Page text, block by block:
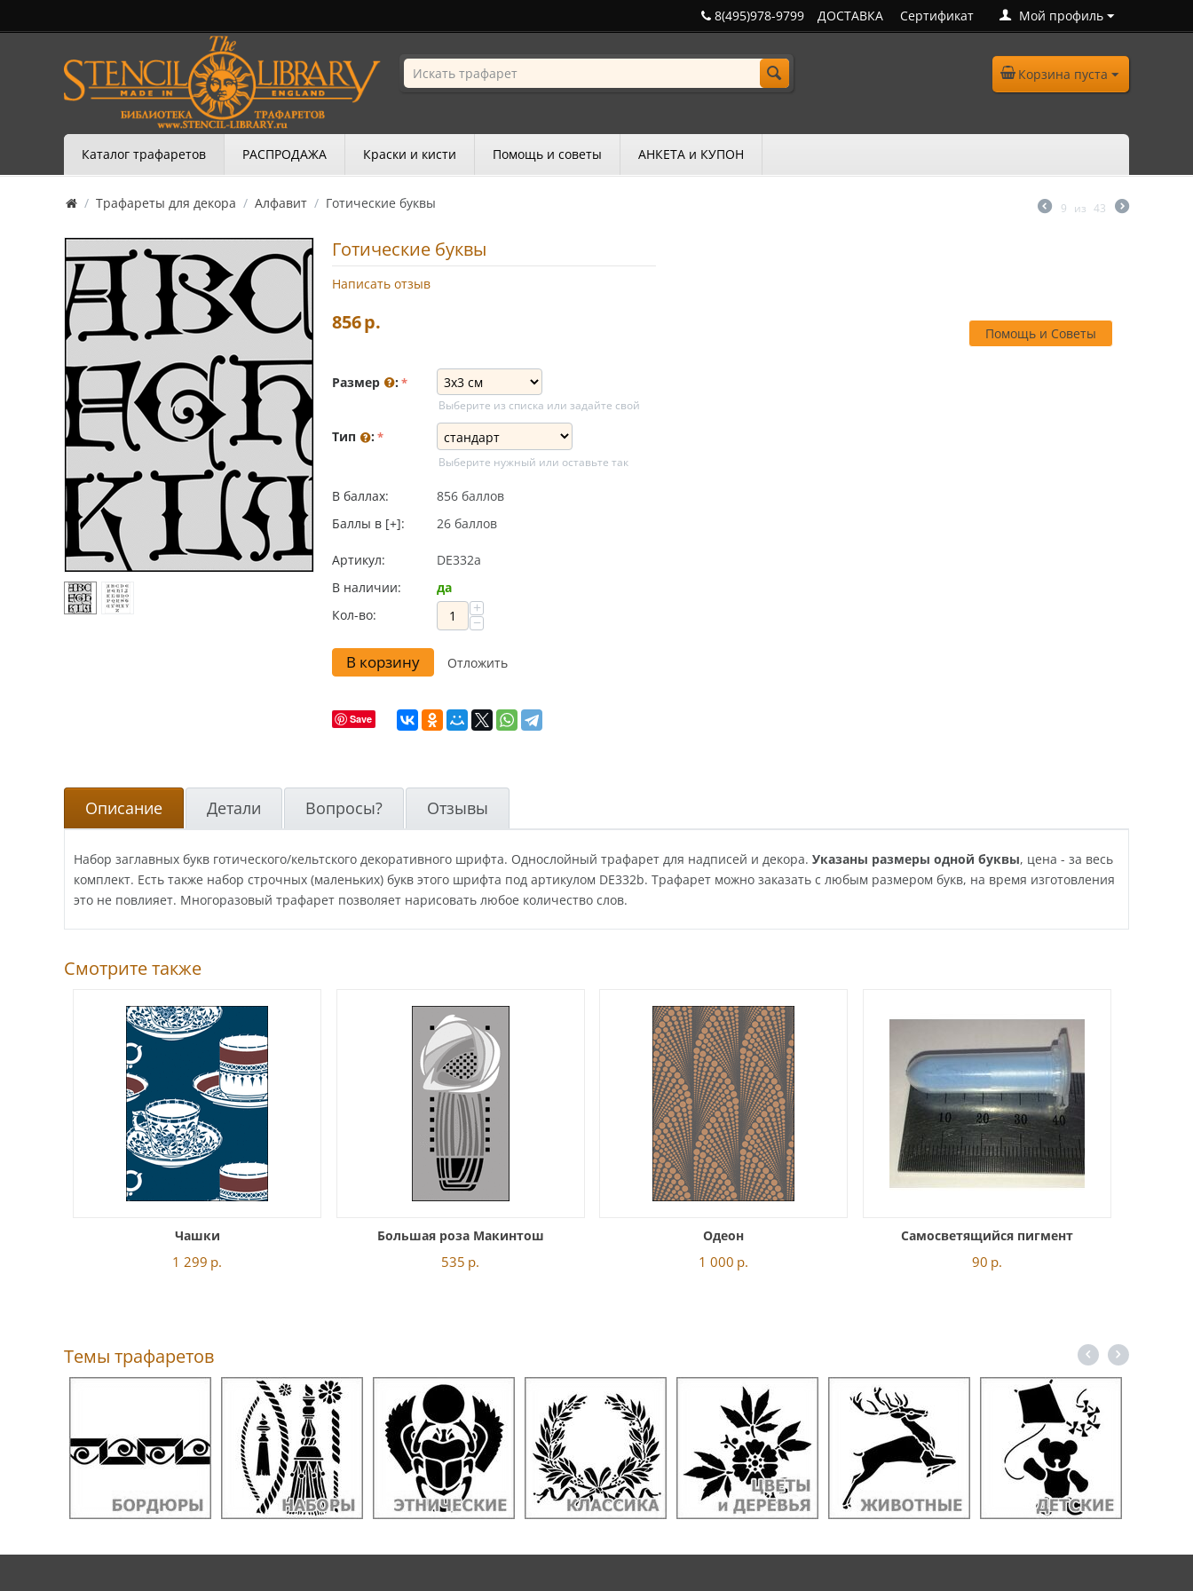
Мой профиль
ДОСТАВКА Сертификат
8(495)978-9799
Корзина пуста
Каталог трафаретов РАСПРОДАЖА Краски и кисти Помощь и советы АНКЕТА и КУПОН
/ Трафареты для декора / Алфавит / Готические буквы 9 из 43
Готические буквы
Написать отзыв
Помощь и Советы
856р.
Размер :
Выберите из списка или задайте свой
Тип :
Выберите нужный или оставьте так
В баллах:
856 баллов
Баллы в [+]:
26 баллов
Артикул:
DE332a
В наличии:
да
Кол-во:
+
−
В корзину Отложить
Save
Описание Детали Вопросы? Отзывы
Набор заглавных букв готического/кельтского декоративного шрифта. Однослойный трафарет для надписей и декора. Указаны размеры одной буквы, цена - за весь
комплект. Есть также набор строчных (маленьких) букв этого шрифта под артикулом DE332b. Трафарет можно заказать с любым размером букв, на время изготовления
это не повлияет. Многоразовый трафарет позволяет нарисовать любое количество слов.
Смотрите также
Чашки
1 299 р.
Большая роза Макинтош
535 р.
Одеон
1 000 р.
Самосветящийся пигмент
90 р.
Темы трафаретов